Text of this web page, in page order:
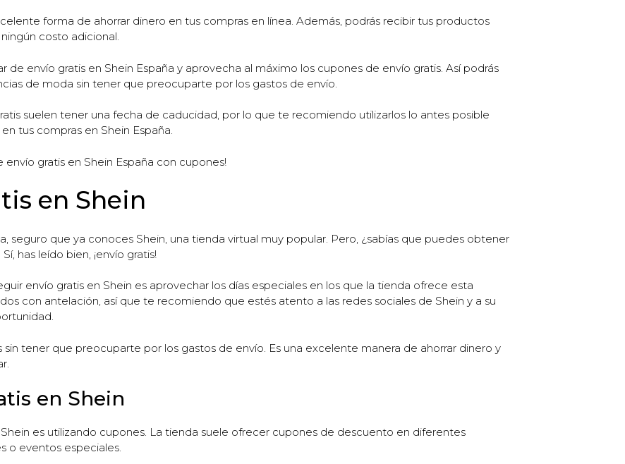
forma de ahorrar dinero en tus compras en línea. Además, podrás recibir tus productos
costo adicional.
de envío gratis en Shein España y aprovecha al máximo los cupones de envío gratis. Así podrás
de moda sin tener que preocuparte por los gastos de envío.
suelen tener una fecha de caducidad, por lo que te recomiendo utilizarlos lo antes posible
tus compras en Shein España.
gratis en Shein España con cupones!
en Shein
seguro que ya conoces Shein, una tienda virtual muy popular. Pero, ¿sabías que puedes obtener
has leído bien, ¡envío gratis!
envío gratis en Shein es aprovechar los días especiales en los que la tienda ofrece esta
con antelación, así que te recomiendo que estés atento a las redes sociales de Shein y a su
sin tener que preocuparte por los gastos de envío. Es una excelente manera de ahorrar dinero y
en Shein
es utilizando cupones. La tienda suele ofrecer cupones de descuento en diferentes
o eventos especiales.